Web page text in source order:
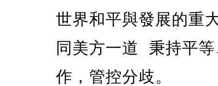
世界和平與發展的重
同美方一道 秉持平
作，管控分歧。